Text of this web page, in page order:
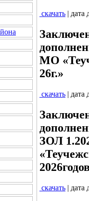
скачать | дата
МО
26г.»
скачать | дата
ЗОЛ
скачать | дата